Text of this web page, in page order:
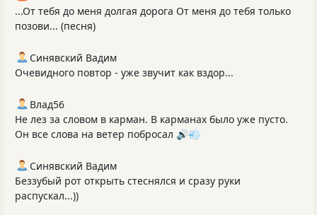
...От тебя до меня долгая дорога От меня до тебя только
позови... (песня)
Синявский Вадим
Очевидного повтор - уже звучит как вздор...
Влад56
Не лез за словом в карман. В карманах было уже пусто.
Он все слова на ветер побросал 🔊💨
Синявский Вадим
Беззубый рот открыть стеснялся и сразу руки
распускал...))